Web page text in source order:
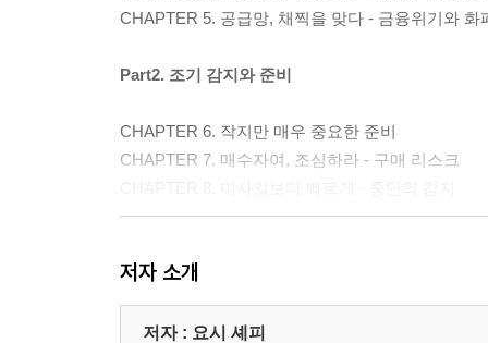
CHAPTER 5. 공급망, 채찍을 맞다 - 금융위기와 화
Part2. 조기 감지와 준비
CHAPTER 6. 작지만 매우 중요한 준비
CHAPTER 7. 매수자여, 조심하라 - 구매 리스크
CHAPTER 9. 정보의 공급망을 보호하라 - 디지털
CHAPTER 10. 품귀와 가격 충격에 대비하라 - 원
저자 소개
저자 : 요시 셰피